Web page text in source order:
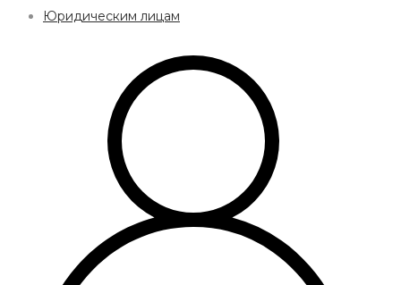
Юридическим лицам